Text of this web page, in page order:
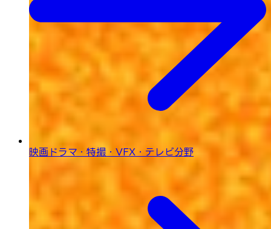
映画ドラマ・特撮・ VFX・テレビ分野